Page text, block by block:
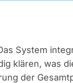
Sys­tem
klä­ren, was
der